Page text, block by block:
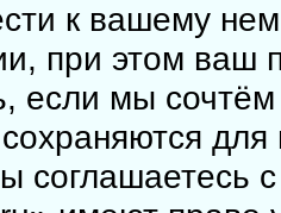
к вашему
при этом ваш
если мы
для
соглашаетесь